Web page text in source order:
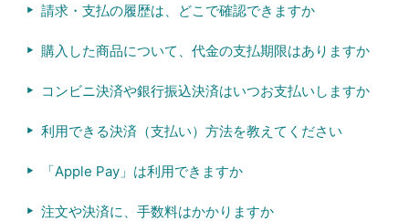
請求・支払の履歴は、どこで確認できますか
購入した商品について、代金の支払期限はありますか
コンビニ決済や銀行振込決済はいつお支払いしますか
利用できる決済（支払い）方法を教えてください
「Apple Pay」は利用できますか
注文や決済に、手数料はかかりますか